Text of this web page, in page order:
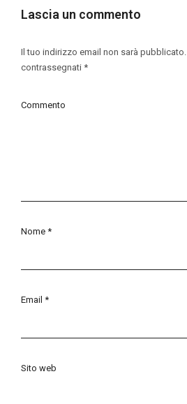
Lascia un commento
Il tuo indirizzo email non sarà pubblicato.
contrassegnati *
Commento
Nome *
Email *
Sito web